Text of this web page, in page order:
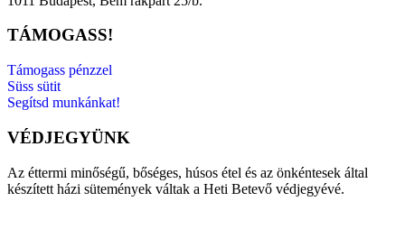
TÁMOGASS!
Támogass pénzzel
Süss sütit
Segítsd munkánkat!
VÉDJEGYÜNK
Az éttermi minőségű, bőséges, húsos étel és az önkéntesek által
készített házi sütemények váltak a Heti Betevő védjegyévé.